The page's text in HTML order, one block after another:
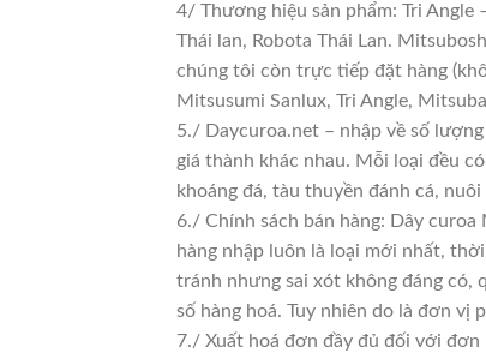
4/ Thương hiệu sản phẩm: Tri Angle
Thái lan, Robota Thái Lan.
chúng tôi còn trực tiếp đặt hàng
Mitsusumi Sanlux, Tri Angle, Mitsuba
5./ Daycuroa.net – nhập về số
giá thành khác nhau. Mỗi loại đều
khoáng đá, tàu thuyền đánh cá,
6./ Chính sách bán hàng: Dây
hàng nhập luôn là loại mới nhất,
tránh nhưng sai xót không đáng có,
số hàng hoá. Tuy nhiên do là đơn vị
7./ Xuất hoá đơn đầy đủ đối với